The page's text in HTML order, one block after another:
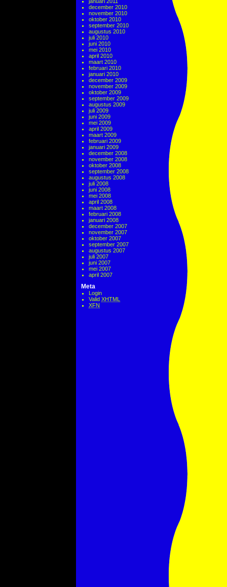
december 2010
november 2010
oktober 2010
september 2010
augustus 2010
juli 2010
juni 2010
mei 2010
april 2010
maart 2010
februari 2010
januari 2010
december 2009
november 2009
oktober 2009
september 2009
augustus 2009
juli 2009
juni 2009
mei 2009
april 2009
maart 2009
februari 2009
januari 2009
december 2008
november 2008
oktober 2008
september 2008
augustus 2008
juli 2008
juni 2008
mei 2008
april 2008
maart 2008
februari 2008
januari 2008
december 2007
november 2007
oktober 2007
september 2007
augustus 2007
juli 2007
juni 2007
mei 2007
april 2007
Meta
Login
Valid XHTML
XFN